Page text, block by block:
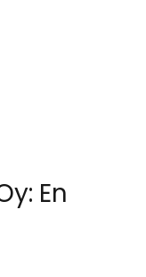
En